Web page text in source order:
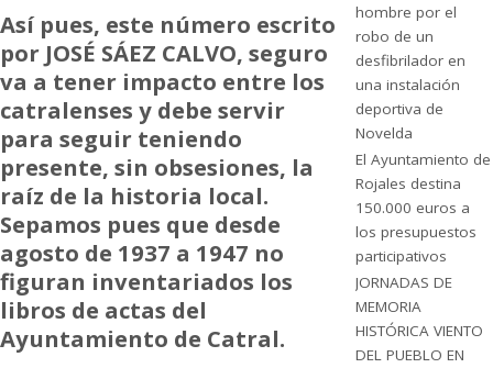
Así pues, este número escrito
por JOSÉ SÁEZ CALVO, seguro
va a tener impacto entre los
catralenses y debe servir
para seguir teniendo
presente, sin obsesiones, la
raíz de la historia local.
Sepamos pues que desde
agosto de 1937 a 1947 no
figuran inventariados los
libros de actas del
Ayuntamiento de Catral.
hombre por el
robo de un
desfibrilador en
una instalación
deportiva de
Novelda
El Ayuntamiento de
Rojales destina
150.000 euros a
los presupuestos
participativos
JORNADAS DE
MEMORIA
HISTÓRICA VIENTO
DEL PUEBLO EN